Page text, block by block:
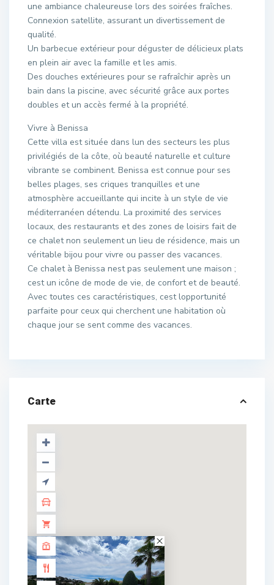
une ambiance chaleureuse lors des soirées fraîches.
Connexion satellite, assurant un divertissement de
qualité.
Un barbecue extérieur pour déguster de délicieux plats
en plein air avec la famille et les amis.
Des douches extérieures pour se rafraîchir après un
bain dans la piscine, avec sécurité grâce aux portes
doubles et un accès fermé à la propriété.
Vivre à Benissa
Cette villa est située dans lun des secteurs les plus
privilégiés de la côte, où beauté naturelle et culture
vibrante se combinent. Benissa est connue pour ses
belles plages, ses criques tranquilles et une
atmosphère accueillante qui incite à un style de vie
méditerranéen détendu. La proximité des services
locaux, des restaurants et des zones de loisirs fait de
ce chalet non seulement un lieu de résidence, mais un
véritable bijou pour vivre ou passer des vacances.
Ce chalet à Benissa nest pas seulement une maison ;
cest un icône de mode de vie, de confort et de beauté.
Avec toutes ces caractéristiques, cest lopportunité
parfaite pour ceux qui cherchent une habitation où
chaque jour se sent comme des vacances.
Carte